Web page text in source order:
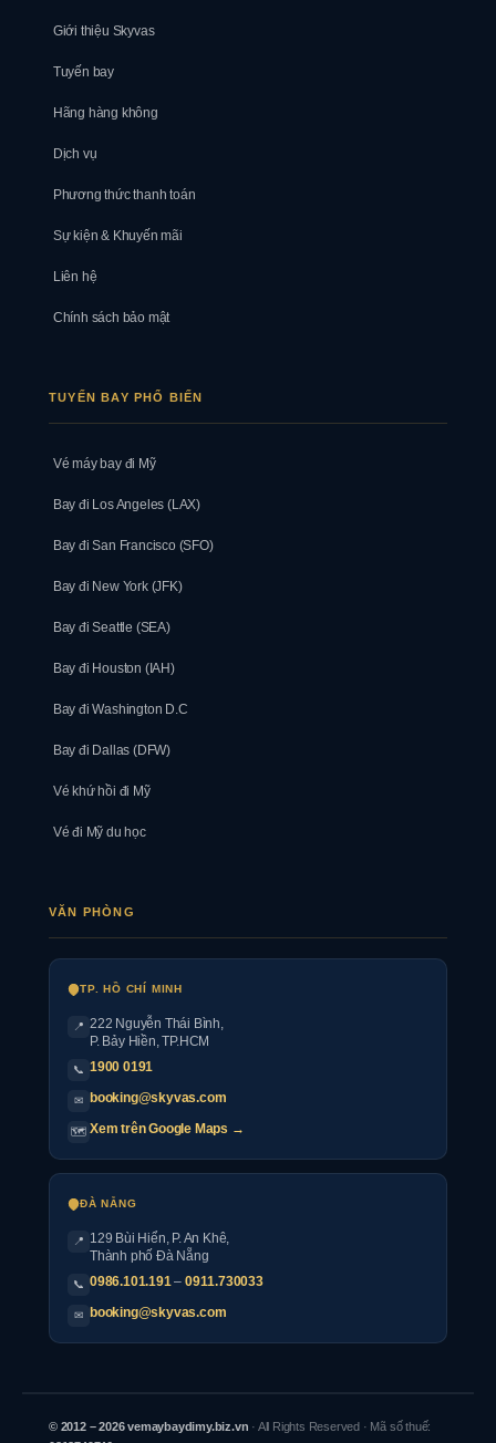
Giới thiệu Skyvas
Tuyến bay
Hãng hàng không
Dịch vụ
Phương thức thanh toán
Sự kiện & Khuyến mãi
Liên hệ
Chính sách bảo mật
TUYẾN BAY PHỔ BIẾN
Vé máy bay đi Mỹ
Bay đi Los Angeles (LAX)
Bay đi San Francisco (SFO)
Bay đi New York (JFK)
Bay đi Seattle (SEA)
Bay đi Houston (IAH)
Bay đi Washington D.C
Bay đi Dallas (DFW)
Vé khứ hồi đi Mỹ
Vé đi Mỹ du học
VĂN PHÒNG
TP. HỒ CHÍ MINH
📍 222 Nguyễn Thái Bình,
P. Bảy Hiền, TP.HCM
📞 1900 0191
✉ booking@skyvas.com
🗺 Xem trên Google Maps →
ĐÀ NẴNG
📍
129 Bùi Hiển, P. An Khê,
Thành phố Đà Nẵng
📞 0986.101.191–0911.730033
✉ booking@skyvas.com
© 2012 – 2026 vemaybaydimy.biz.vn · All Rights Reserved · Mã số thuế: